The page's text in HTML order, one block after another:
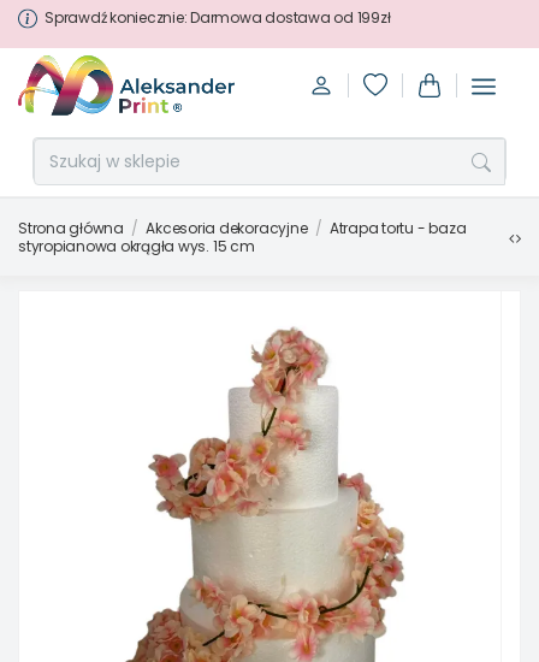
Sprawdź koniecznie: Darmowa dostawa od 199zł
Strona główna Akcesoria dekoracyjne
Atrapa tortu - baza
styropianowa okrągła wys. 15 cm